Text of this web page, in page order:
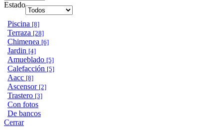
Estado
Piscina [8]
Terraza [28]
Chimenea [6]
Jardin [4]
Amueblado [5]
Calefacción [5]
Aacc [8]
Ascensor [2]
Trastero [3]
Con fotos
De bancos
Cerrar